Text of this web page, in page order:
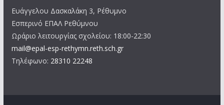
Ευάγγελου Δασκαλάκη 3, Ρέθυμνο
Εσπερινό ΕΠΑΛ Ρεθύμνου
Ωράριο λειτουργίας σχολείου: 18:00-22:30
mail@epal-esp-rethymn.reth.sch.gr
Τηλέφωνο: 28310 22248